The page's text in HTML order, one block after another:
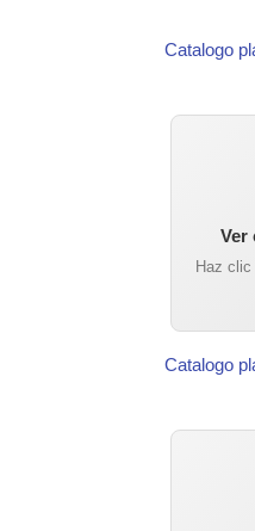
Catalogo
Ver
Haz
Catalogo